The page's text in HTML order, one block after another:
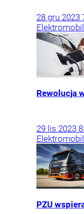
28 gru 2023
Rewolucja
29 lis 2023
PZU